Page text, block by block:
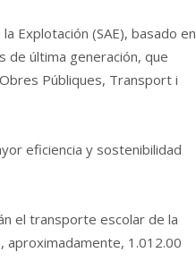
Explotación (SAE), basado en
de última generación, que
Públiques, Transport i
eficiencia y sostenibilidad
el transporte escolar de la
aproximadamente, 1.012.00